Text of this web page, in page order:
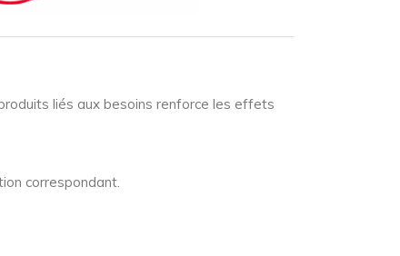
liés aux besoins renforce les effets
correspondant.